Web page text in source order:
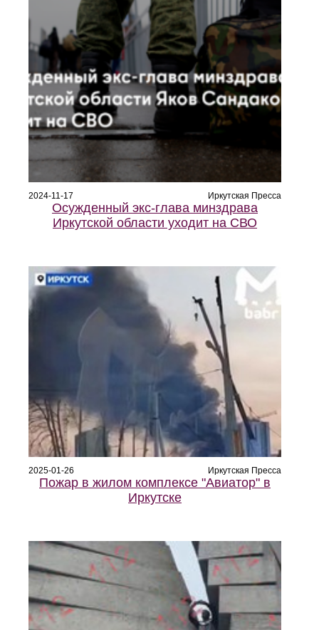
2024-11-17 Иркутская Пресса
Осужденный экс-глава минздрава
Иркутской области уходит на СВО
2025-01-26 Иркутская Пресса
Пожар в жилом комплексе "Авиатор" в
Иркутске